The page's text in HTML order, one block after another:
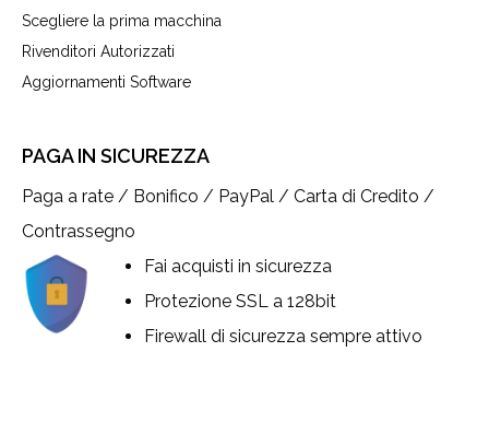
Scegliere la prima macchina
Rivenditori Autorizzati
Aggiornamenti Software
PAGA IN SICUREZZA
Paga a rate / Bonifico / PayPal / Carta di Credito /
Contrassegno
Fai acquisti in sicurezza
Protezione SSL a 128bit
Firewall di sicurezza sempre attivo